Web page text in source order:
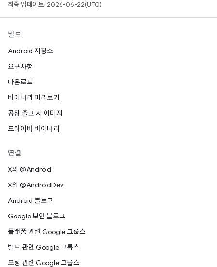
최종 업데이트: 2026-06-22(UTC)
빌드
Android 저장소
요구사항
다운로드
바이너리 미리보기
공장 출고 시 이미지
드라이버 바이너리
연결
X의 @Android
X의 @AndroidDev
Android 블로그
Google 보안 블로그
플랫폼 관련 Google 그룹스
빌드 관련 Google 그룹스
포팅 관련 Google 그룹스